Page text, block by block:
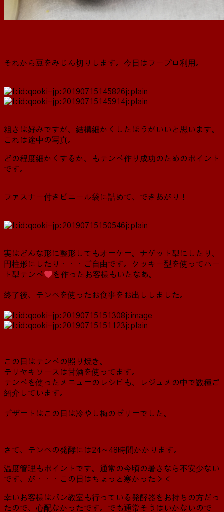
それから豆をみじん切りします。今日はフープロ利用。
粗さは好みですが、結構細かくしたほうがいいと思います。
これは途中の写真。
どの程度細かくするか、もテンペ作り成功のためのポイント
です。
ファスナー付きビニール袋に詰めて、できあがり！
実はどんな形に整形してもオーケー。ナゲット型にしたり、
円柱形にしたり・・・ご自由です。クッキー型を使ってハー
ト型テンペ
を作ったお客様もいたなあ。
終了後、テンペを使ったお食事をお出ししました。
この日はテンペの照り焼き。
テリヤキソースは甘酒を使ってます。
テンペを使ったメニューのレシピも、レジュメの中で数種ご
紹介しています。
デザートはこの日は冷やし梅のゼリーでした。
さて、テンペの発酵には24～48時間かかります。
温度管理もポイントです。通常の今頃の暑さなら不安少ない
です、が・・・この日はちょっと寒かった＞＜
幸いお客様はパン教室も行っている発酵器をお持ちの方だっ
たので、心配なかったです。でも通常そうはいかないので